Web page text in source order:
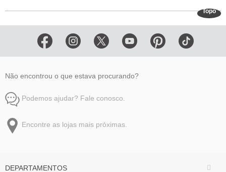
Topo
Não encontrou o que estava procurando?
Podemos ajudar? Fale conosco.
Encontre as lojas mais próximas.
DEPARTAMENTOS